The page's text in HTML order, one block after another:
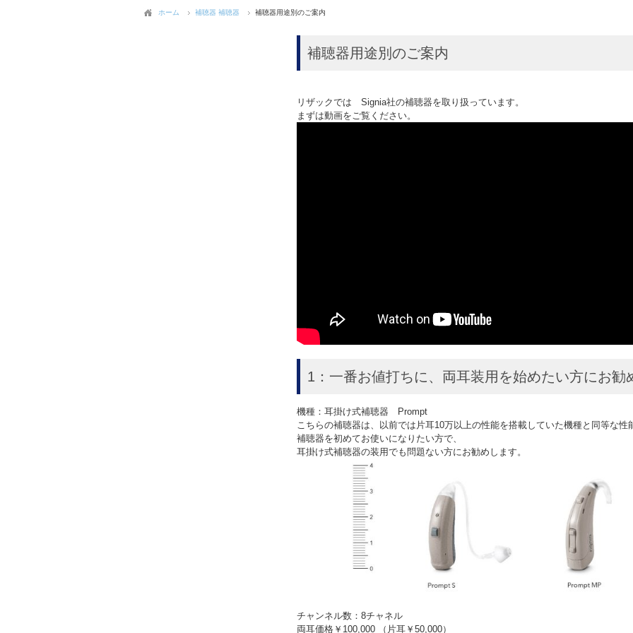
ホーム 補聴器 補聴器 補聴器用途別のご案内
補聴器用途別のご案内
リザックでは Signia社の補聴器を取り扱っています。
まずは動画をご覧ください。
1：一番お値打ちに、両耳装用を始めたい方にお勧
機種：耳掛け式補聴器 Prompt
こちらの補聴器は、以前では片耳10万以上の性能を搭載していた機種と同等な性
補聴器を初めてお使いになりたい方で、
耳掛け式補聴器の装用でも問題ない方にお勧めします。
チャンネル数：8チャネル
両耳価格￥100,000 （片耳￥50,000）